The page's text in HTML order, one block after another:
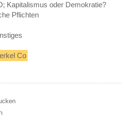
Kapitalismus oder Demokratie?
Pflichten
Co